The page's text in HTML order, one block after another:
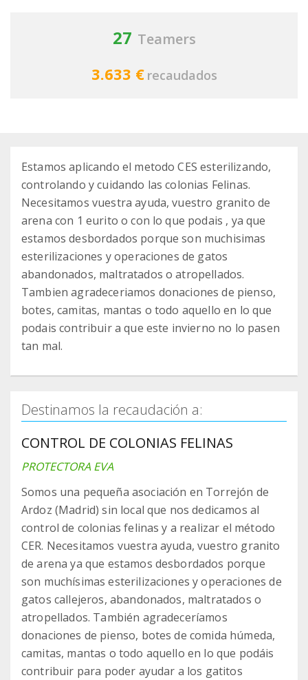
27 Teamers
3.633 € recaudados
Estamos aplicando el metodo CES esterilizando,
controlando y cuidando las colonias Felinas.
Necesitamos vuestra ayuda, vuestro granito de
arena con 1 eurito o con lo que podais , ya que
estamos desbordados porque son muchisimas
esterilizaciones y operaciones de gatos
abandonados, maltratados o atropellados.
Tambien agradeceriamos donaciones de pienso,
botes, camitas, mantas o todo aquello en lo que
podais contribuir a que este invierno no lo pasen
tan mal.
Destinamos la recaudación a:
CONTROL DE COLONIAS FELINAS
PROTECTORA EVA
Somos una pequeña asociación en Torrejón de
Ardoz (Madrid) sin local que nos dedicamos al
control de colonias felinas y a realizar el método
CER. Necesitamos vuestra ayuda, vuestro granito
de arena ya que estamos desbordados porque
son muchísimas esterilizaciones y operaciones de
gatos callejeros, abandonados, maltratados o
atropellados. También agradeceríamos
donaciones de pienso, botes de comida húmeda,
camitas, mantas o todo aquello en lo que podáis
contribuir para poder ayudar a los gatitos